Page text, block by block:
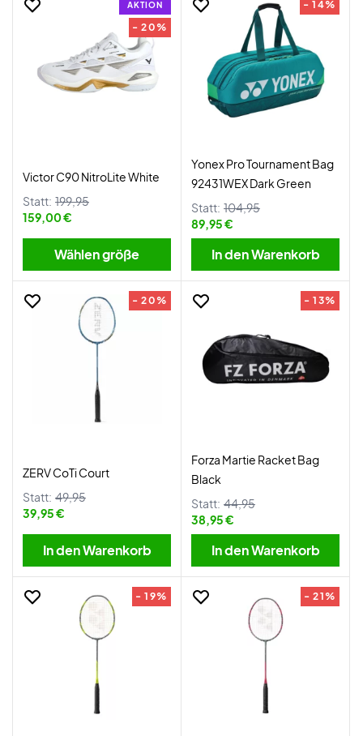
AKTION
- 20%
Victor C90 NitroLite White
Statt: 199,95
159,00 €
Wählen größe
- 14%
Yonex Pro Tournament Bag
92431WEX Dark Green
Statt: 104,95
89,95 €
In den Warenkorb
- 20%
ZERV CoTi Court
Statt: 49,95
39,95 €
In den Warenkorb
- 13%
Forza Martie Racket Bag
Black
Statt: 44,95
38,95 €
In den Warenkorb
- 19% - 21%